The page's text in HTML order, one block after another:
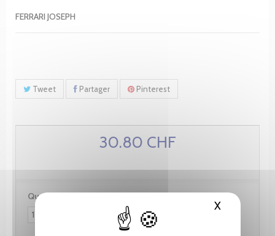
XMasquer
FERRARI JOSEPH
Tweet Partager Pinterest
30.80 CHF
Quantité :